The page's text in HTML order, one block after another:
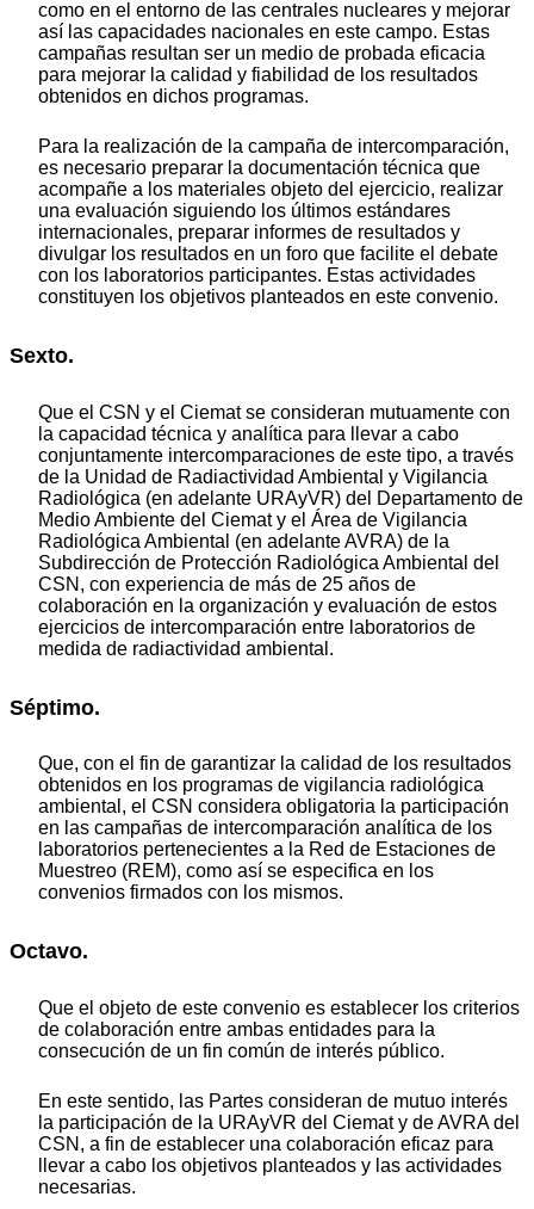
como en el entorno de las centrales nucleares y mejorar
así las capacidades nacionales en este campo. Estas
campañas resultan ser un medio de probada eficacia
para mejorar la calidad y fiabilidad de los resultados
obtenidos en dichos programas.
Para la realización de la campaña de intercomparación,
es necesario preparar la documentación técnica que
acompañe a los materiales objeto del ejercicio, realizar
una evaluación siguiendo los últimos estándares
internacionales, preparar informes de resultados y
divulgar los resultados en un foro que facilite el debate
con los laboratorios participantes. Estas actividades
constituyen los objetivos planteados en este convenio.
Sexto.
Que el CSN y el Ciemat se consideran mutuamente con
la capacidad técnica y analítica para llevar a cabo
conjuntamente intercomparaciones de este tipo, a través
de la Unidad de Radiactividad Ambiental y Vigilancia
Radiológica (en adelante URAyVR) del Departamento de
Medio Ambiente del Ciemat y el Área de Vigilancia
Radiológica Ambiental (en adelante AVRA) de la
Subdirección de Protección Radiológica Ambiental del
CSN, con experiencia de más de 25 años de
colaboración en la organización y evaluación de estos
ejercicios de intercomparación entre laboratorios de
medida de radiactividad ambiental.
Séptimo.
Que, con el fin de garantizar la calidad de los resultados
obtenidos en los programas de vigilancia radiológica
ambiental, el CSN considera obligatoria la participación
en las campañas de intercomparación analítica de los
laboratorios pertenecientes a la Red de Estaciones de
Muestreo (REM), como así se especifica en los
convenios firmados con los mismos.
Octavo.
Que el objeto de este convenio es establecer los criterios
de colaboración entre ambas entidades para la
consecución de un fin común de interés público.
En este sentido, las Partes consideran de mutuo interés
la participación de la URAyVR del Ciemat y de AVRA del
CSN, a fin de establecer una colaboración eficaz para
llevar a cabo los objetivos planteados y las actividades
necesarias.